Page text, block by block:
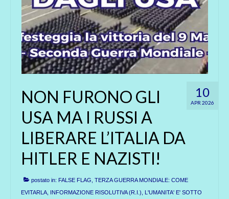
10
APR 2026
NON FURONO GLI
USA MA I RUSSI A
LIBERARE L’ITALIA DA
HITLER E NAZISTI!
postato in: FALSE FLAG, TERZA GUERRA MONDIALE: COME
EVITARLA INFORMAZIONE RISOLUTIVA (R.I.)
L'UMANITA' E' SOTTO